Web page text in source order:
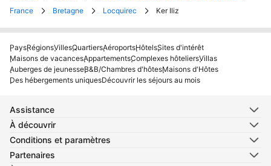
France
Bretagne Locquirec Ker Iliz
PaysRégionsVillesQuartiersAéroportsHôtelsSites d'intérêt
Maisons de vacancesAppartementsComplexes hôteliersVillas
Auberges de jeunesseB&B/Chambres d'hôtesMaisons d'Hôtes
Des hébergements uniquesDécouvrir les séjours au mois
Assistance
À découvrir
Conditions et paramètres
Partenaires